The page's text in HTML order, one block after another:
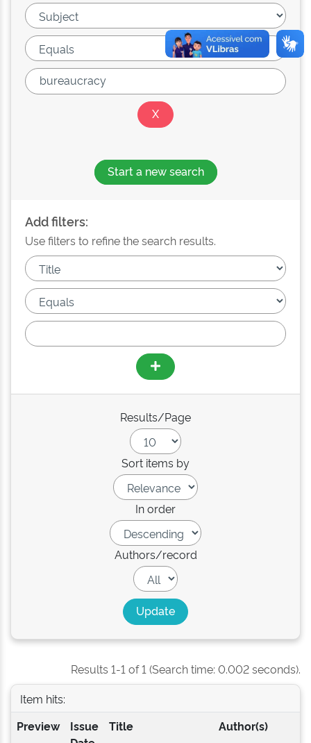
Start a new search
Add filters:
Use filters to refine the search results.
Results/Page
Sort items by
In order
Authors/record
Results 1-1 of 1 (Search time: 0.002 seconds).
Item hits:
Preview
Issue
Title Author(s)